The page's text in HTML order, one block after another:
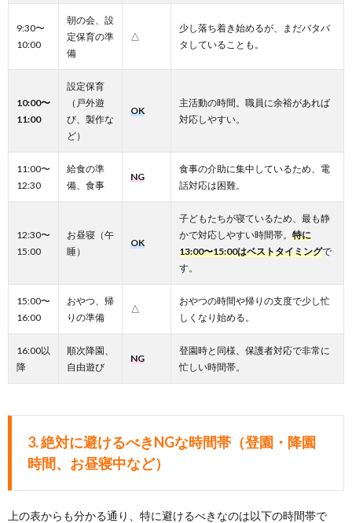
9:30〜
10:00
朝の会、設
定保育の準
備
△
少し落ち着き始めるが、まだバタバ
タしていることも。
10:00〜
11:00
設定保育
（戸外遊
び、製作な
ど）
OK
主活動の時間。職員に余裕があれば
対応しやすい。
11:00〜
12:30
給食の準
備、食事
NG
食事の介助に集中しているため、電
話対応は困難。
12:30〜
15:00
お昼寝（午
睡）
OK
子どもたちが寝ているため、最も静
かで対応しやすい時間帯。 特に
13:00〜15:00はベストタイミングで
す。
15:00〜
16:00
おやつ、帰
りの準備
△
おやつの時間や帰りの支度で少し忙
しくなり始める。
16:00以
降
順次降園、
自由遊び
NG
登園時と同様、保護者対応で非常に
忙しい時間帯。
3.絶対に避けるべきNGな時間帯（登園・降園
時間、お昼寝中など）
上の表からも分かる通り、特に避けるべきなのは以下の時間帯で